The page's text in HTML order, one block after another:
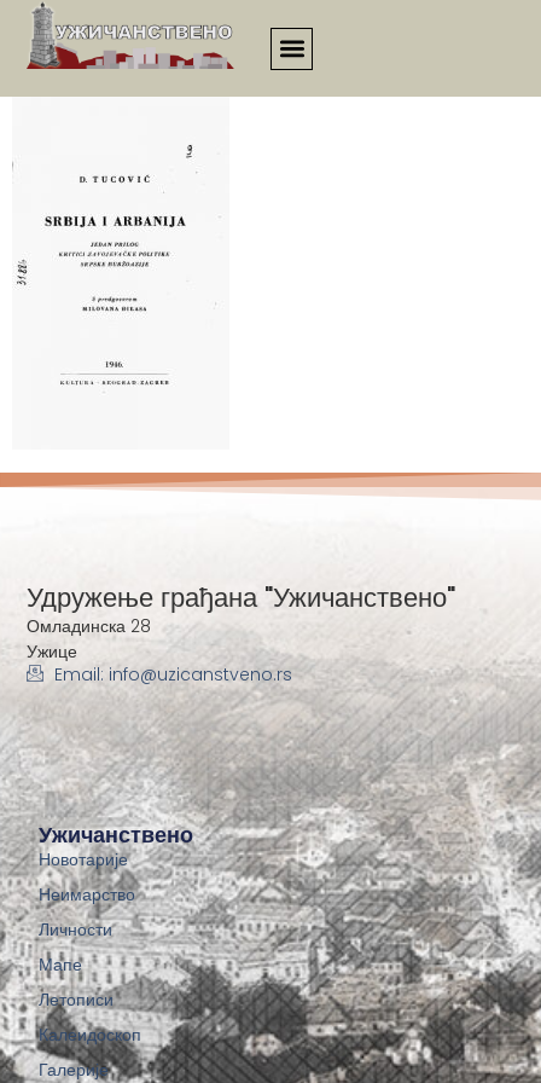
esej00116
Ужичанствено
Новотарије
Неимарство
Личности
Мапе
Летописи
Калеидоскоп
Галерије
Удружење грађана "Ужичанствено"
Омладинска 28
Ужице
Email: info@uzicanstveno.rs